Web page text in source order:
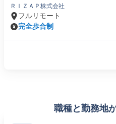
ＲＩＺＡＰ株式会社
フルリモート
完全歩合制
職種と勤務地